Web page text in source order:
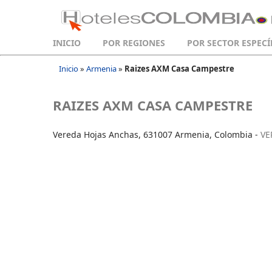
INICIO POR REGIONES POR SECTOR
Inicio» Armenia» Raizes AXM Casa Campestre
RAIZES AXM CASA CAMPESTRE
Vereda Hojas Anchas, 631007 Armenia, Colombia -